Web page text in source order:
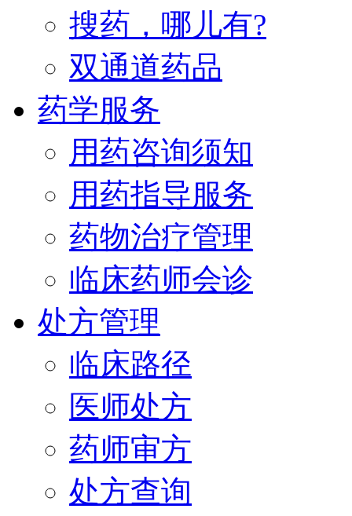
搜药，哪儿有?
双通道药品
药学服务
用药咨询须知
用药指导服务
药物治疗管理
临床药师会诊
处方管理
临床路径
医师处方
药师审方
处方查询